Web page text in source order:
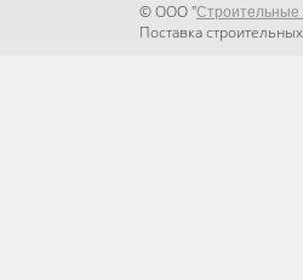
© ООО "
Поставка